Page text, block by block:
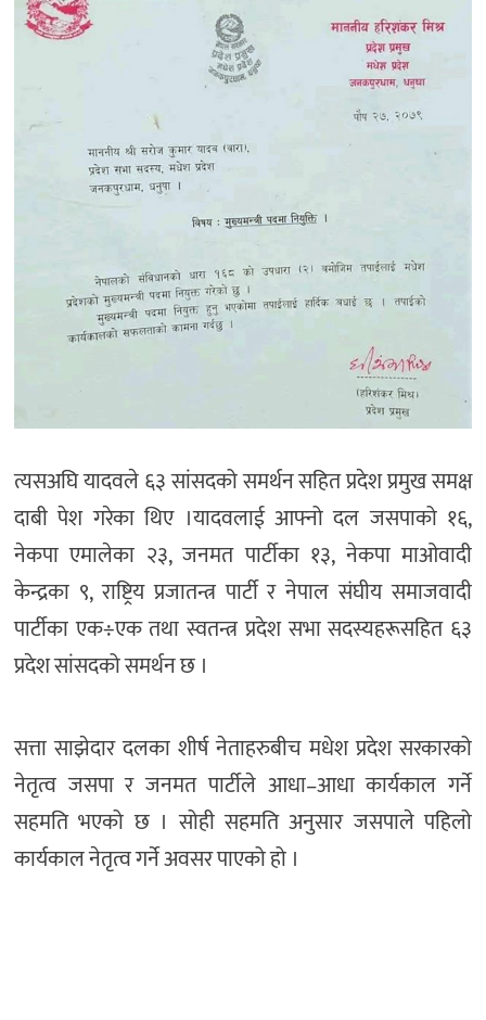
त्यसअघि यादवले ६३ सांसदको समर्थन सहित प्रदेश प्रमुख समक्ष
दाबी पेश गरेका थिए ।यादवलाई आफ्नो दल जसपाको १६,
नेकपा एमालेका २३, जनमत पार्टीका १३, नेकपा माओवादी
केन्द्रका ९, राष्ट्रिय प्रजातन्त्र पार्टी र नेपाल संघीय समाजवादी
पार्टीका एक÷एक तथा स्वतन्त्र प्रदेश सभा सदस्यहरूसहित ६३
प्रदेश सांसदको समर्थन छ ।
सत्ता साझेदार दलका शीर्ष नेताहरुबीच मधेश प्रदेश सरकारको
नेतृत्व जसपा र जनमत पार्टीले आधा–आधा कार्यकाल गर्ने
सहमति भएको छ । सोही सहमति अनुसार जसपाले पहिलो
कार्यकाल नेतृत्व गर्ने अवसर पाएको हो ।